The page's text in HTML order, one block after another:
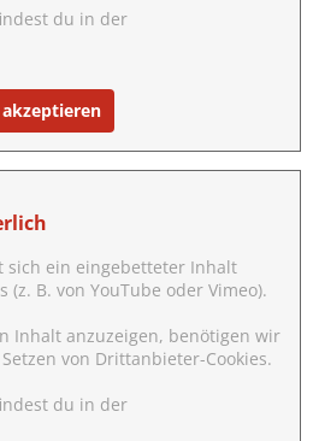
du in der
sich ein eingebetteter Inhalt
B. von YouTube oder Vimeo).
Inhalt anzuzeigen, benötigen wir
von Drittanbieter-Cookies.
du in der